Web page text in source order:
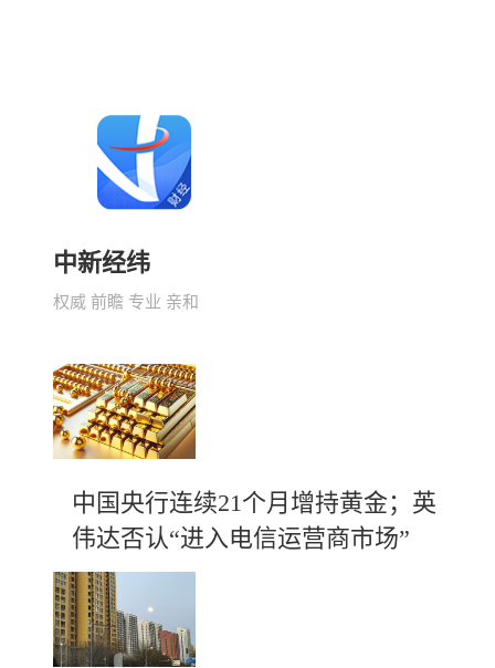
中新经纬
权威 前瞻 专业 亲和
中国央行连续21个月增持黄金；英
伟达否认“进入电信运营商市场”